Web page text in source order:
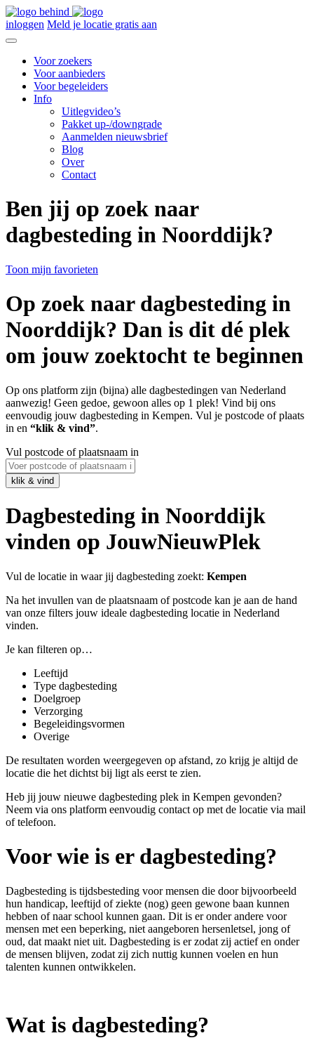
inloggen Meld je locatie gratis aan
Voor zoekers
Voor aanbieders
Voor begeleiders
Info
Uitlegvideo’s
Pakket up-/downgrade
Aanmelden nieuwsbrief
Blog
Over
Contact
Ben jij op zoek naar
dagbesteding in Noorddijk?
Toon mijn favorieten
Op zoek naar dagbesteding in
Noorddijk? Dan is dit dé plek
om jouw zoektocht te beginnen
Op ons platform zijn (bijna) alle dagbestedingen van Nederland
aanwezig! Geen gedoe, gewoon alles op 1 plek! Vind bij ons
eenvoudig jouw dagbesteding in Kempen. Vul je postcode of plaats
in en “klik & vind”.
Vul postcode of plaatsnaam in
Dagbesteding in Noorddijk
vinden op JouwNieuwPlek
Vul de locatie in waar jij dagbesteding zoekt: Kempen
Na het invullen van de plaatsnaam of postcode kan je aan de hand
van onze filters jouw ideale dagbesteding locatie in Nederland
vinden.
Je kan filteren op…
Leeftijd
Type dagbesteding
Doelgroep
Verzorging
Begeleidingsvormen
Overige
De resultaten worden weergegeven op afstand, zo krijg je altijd de
locatie die het dichtst bij ligt als eerst te zien.
Heb jij jouw nieuwe dagbesteding plek in Kempen gevonden?
Neem via ons platform eenvoudig contact op met de locatie via mail
of telefoon.
Voor wie is er dagbesteding?
Dagbesteding is tijdsbesteding voormensen die door bijvoorbeeld
hun handicap, leeftijd of ziekte (nog) geen gewone baan kunnen
hebben of naar school kunnen gaan. Dit is er onder andere voor
mensen met een beperking, niet aangeboren hersenletsel, jong of
oud, dat maakt niet uit. Dagbesteding is er zodat zij actief en onder
de mensen blijven, zodat zij zich nuttig kunnen voelen en hun
talenten kunnen ontwikkelen.
Wat is dagbesteding?